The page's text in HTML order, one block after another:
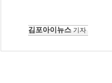
김포아이뉴스 기자